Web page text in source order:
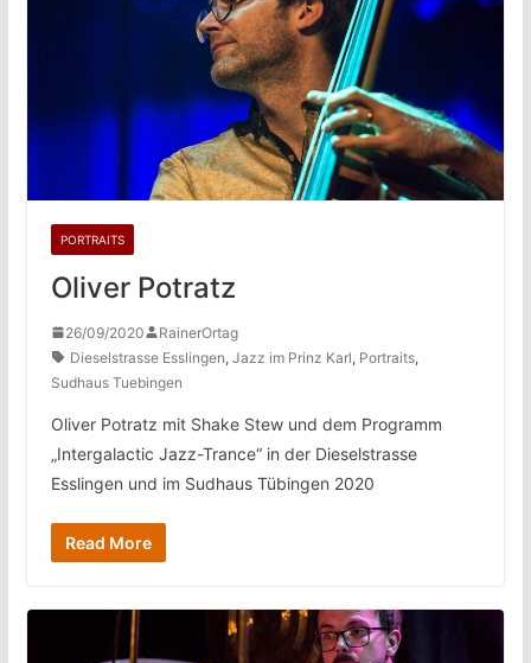
PORTRAITS
Oliver Potratz
26/09/2020
RainerOrtag
Dieselstrasse Esslingen, Jazz im Prinz Karl, Portraits,
Sudhaus Tuebingen
Oliver Potratz mit Shake Stew und dem Programm
„Intergalactic Jazz-Trance“ in der Dieselstrasse
Esslingen und im Sudhaus Tübingen 2020
Read More